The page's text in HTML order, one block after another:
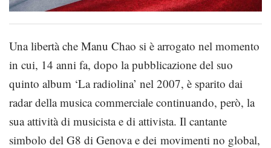
Una libertà che Manu Chao si è arrogato nel momento
in cui, 14 anni fa, dopo la pubblicazione del suo
quinto album ‘La radiolina’ nel 2007, è sparito dai
radar della musica commerciale continuando, però, la
sua attività di musicista e di attivista. Il cantante
simbolo del G8 di Genova e dei movimenti no global,